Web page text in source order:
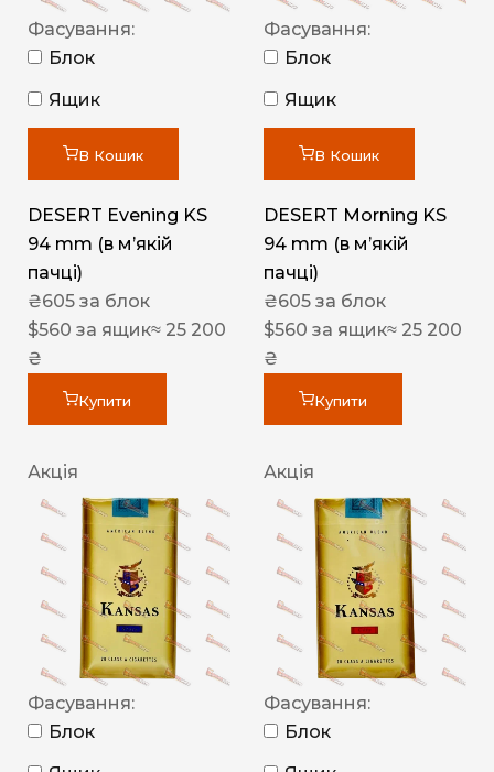
Фасування:
Блок
Ящик
В Кошик
DESERT Evening KS
94 mm (в мʼякій
пачці)
₴605 за блок
$560 за ящик≈ 25 200
₴
Купити
Фасування:
Блок
Ящик
В Кошик
DESERT Morning KS
94 mm (в мʼякій
пачці)
₴605 за блок
$560 за ящик≈ 25 200
₴
Купити
Акція
Фасування:
Блок
Акція
Фасування:
Блок